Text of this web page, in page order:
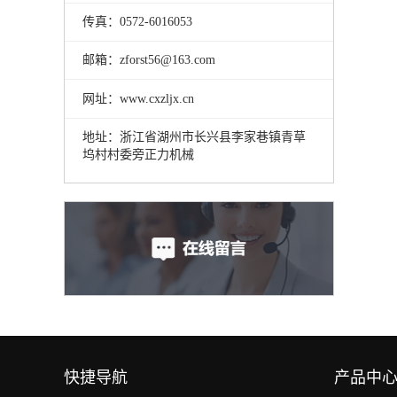
传真：0572-6016053
邮箱：zforst56@163.com
网址：www.cxzljx.cn
地址：浙江省湖州市长兴县李家巷镇青草
坞村村委旁正力机械
快捷导航 产品中心